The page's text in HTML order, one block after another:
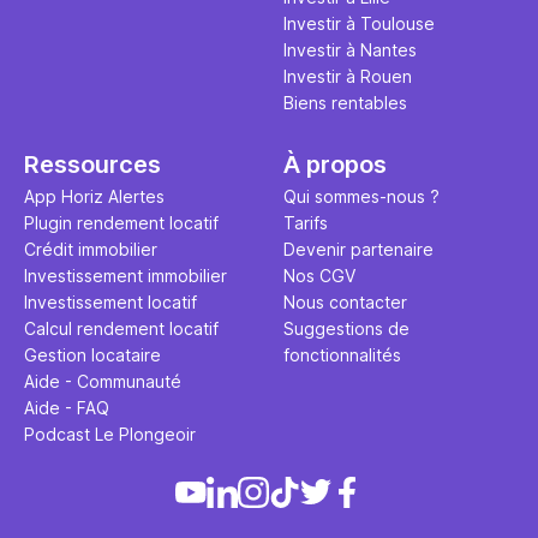
Investir à Toulouse
Investir à Nantes
Investir à Rouen
Biens rentables
Ressources
App Horiz Alertes
Plugin rendement locatif
Crédit immobilier
Investissement immobilier
Investissement locatif
Calcul rendement locatif
Gestion locataire
Aide - Communauté
Aide - FAQ
Podcast Le Plongeoir
À propos
Qui sommes-nous ?
Tarifs
Devenir partenaire
Nos CGV
Nous contacter
Suggestions de
fonctionnalités